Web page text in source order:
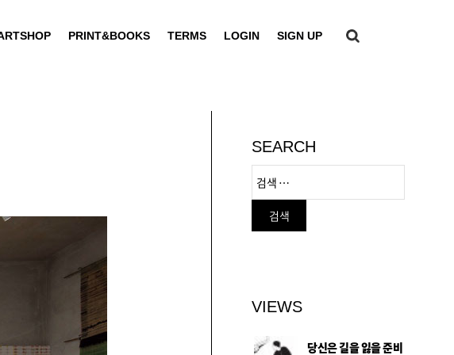
PRINT&BOOKS TERMS LOGIN SIGN UP
SEARCH
VIEWS
당신은 길을 잃을 준비